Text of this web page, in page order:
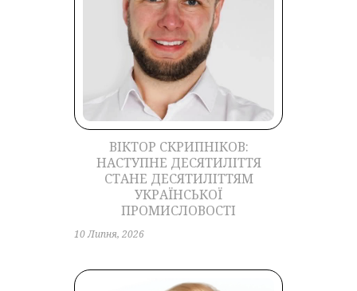
ВІКТОР СКРИПНІКОВ:
НАСТУПНЕ ДЕСЯТИЛІТТЯ
СТАНЕ ДЕСЯТИЛІТТЯМ
УКРАЇНСЬКОЇ
ПРОМИСЛОВОСТІ
10 Липня, 2026